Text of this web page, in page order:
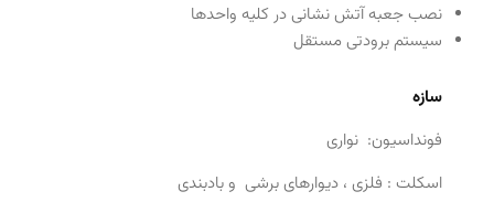
نصب جعبه آتش نشانی در کلیه واحدها
سیستم برودتی مستقل
سازه
فونداسیون: نواری
اسکلت : فلزی ، دیوارهای برشی و بادبندی